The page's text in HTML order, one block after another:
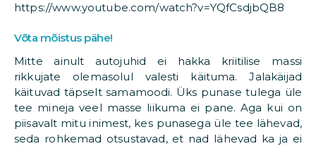
https://www.youtube.com/watch?v=YQfCsdjbQB8
Võta mõistus pähe!
Mitte ainult autojuhid ei hakka kriitilise massi
rikkujate olemasolul valesti käituma. Jalakäijad
käituvad täpselt samamoodi. Üks punase tulega üle
tee mineja veel masse liikuma ei pane. Aga kui on
piisavalt mitu inimest, kes punasega üle tee lähevad,
seda rohkemad otsustavad, et nad lähevad ka ja ei